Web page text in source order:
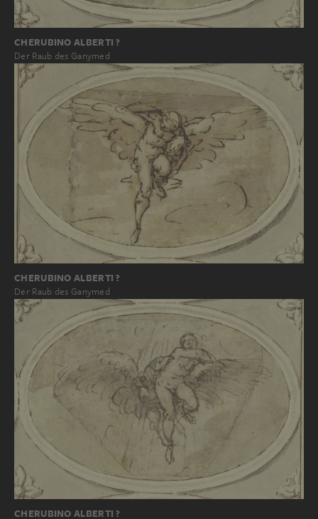
CHERUBINO ALBERTI ?
Der Raub des Ganymed
CHERUBINO ALBERTI ?
Der Raub des Ganymed
CHERUBINO ALBERTI ?